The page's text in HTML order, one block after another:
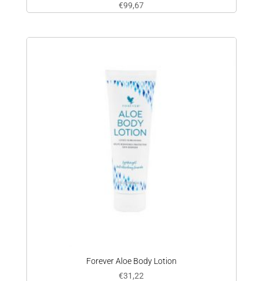
€99,67
Forever Aloe Body Lotion
€31,22